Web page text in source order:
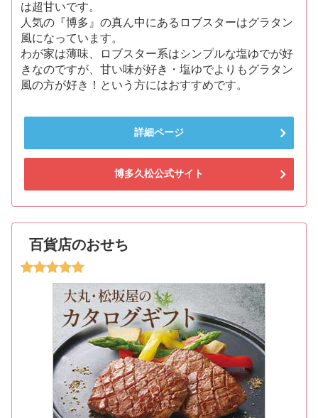
は超甘いです。
人気の『博多』の真ん中にあるロブスターはグラタン
風になっています。
わが家は薄味、ロブスター系はシンプルな塩ゆでが好
きなのですが、甘い味が好き・塩ゆでよりもグラタン
風の方が好き！という方にはおすすめです。
詳細ページ
博多久松公式サイト
百貨店のおせち